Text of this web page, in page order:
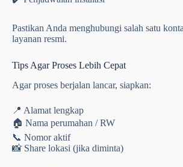
Pastikan Anda menghubungi salah satu
layanan resmi.
Tips Agar Proses Lebih Cepat
Agar proses berjalan lancar, siapkan:
📍 Alamat lengkap
🏠 Nama perumahan / RW
📞 Nomor aktif
📸 Share lokasi (jika diminta)